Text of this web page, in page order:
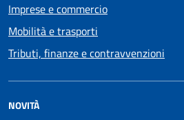
Imprese e commercio
Mobilità e trasporti
Tributi, finanze e contravvenzioni
NOVITÀ